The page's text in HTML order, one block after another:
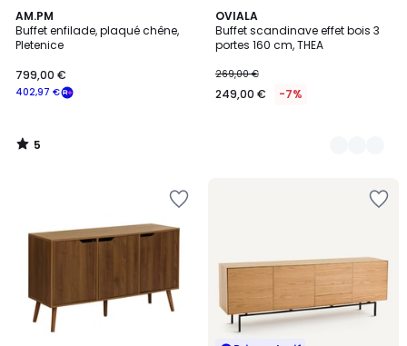
AM.PM
Buffet enfilade, plaqué chêne,
Pletenice
402,97 €
799,00 €
5
/
5
5
/
OVIALA
Buffet scandinave effet bois 3
portes 160 cm, THEA
269,00 €
249,00 € -7%
2
Couleurs